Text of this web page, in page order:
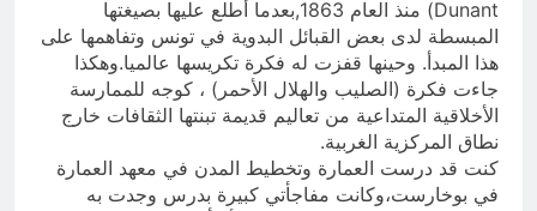
Dunant) منذ العام 1863,بعدما أطلع عليها بصيغتها
المبسطة لدى بعض القبائل البدوية في تونس وتفاهمها على
هذا المبدأ. وحينها قفزت له فكرة تكريسها عالميا.وهكذا
جاءت فكرة (الصليب والهلال الأحمر) ، كوجه للممارسة
الأخلاقية المتداعية من تعاليم قديمة تبنتها الثقافات خارج
نطاق المركزية الغربية.
كنت قد درست العمارة وتخطيط المدن في معهد العمارة
في بوخارست،وكانت مفاجأتي كبيرة بدرس وجدت به